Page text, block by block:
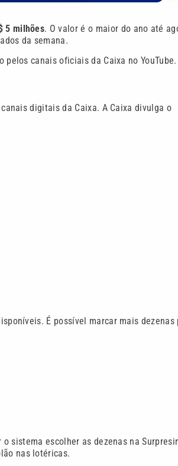
5 milhões. O valor é o maior do ano até
da semana.
pelos canais oficiais da Caixa no YouTube.
digitais da Caixa. A Caixa divulga o
É possível marcar mais dezenas
sistema escolher as dezenas na
nas lotéricas.